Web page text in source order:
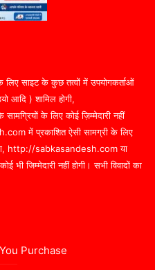
लिए साइट के कुछ तत्वों में उपयोगकर्ताओं
आदि ) शामिल होगी,
के लिए कोई ज़िम्मेदारी नहीं
में प्रकाशित ऐसी सामग्री के लिए
http://sabkasandesh.com या
जिम्मेदारी नहीं होगी। सभी विवादों का
Purchase